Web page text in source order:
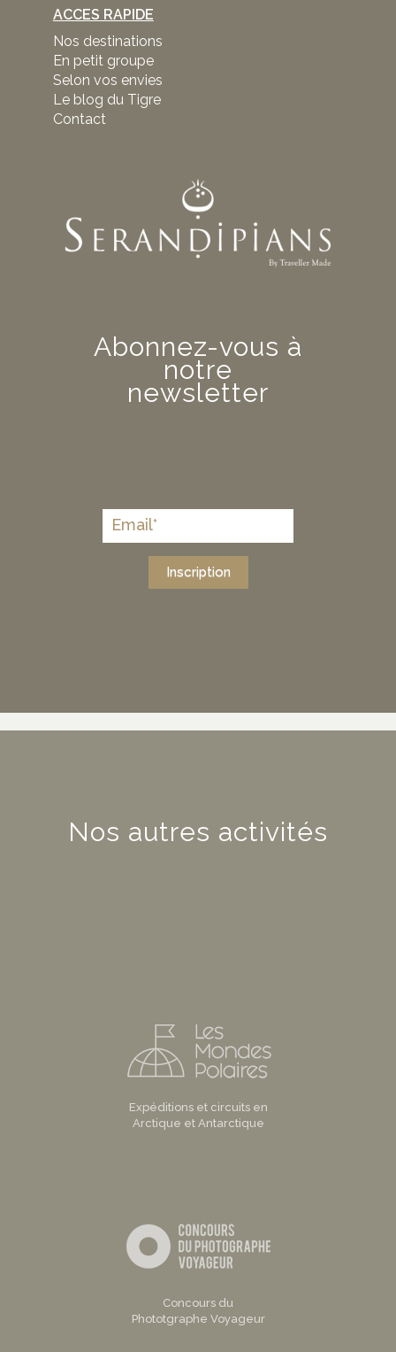
ACCES RAPIDE
Nos destinations
En petit groupe
Selon vos envies
Le blog du Tigre
Contact
Abonnez-vous à
notre
newsletter
Inscription
Nos autres activités
Expéditions et circuits en
Arctique et Antarctique
Concours du
Phototgraphe Voyageur